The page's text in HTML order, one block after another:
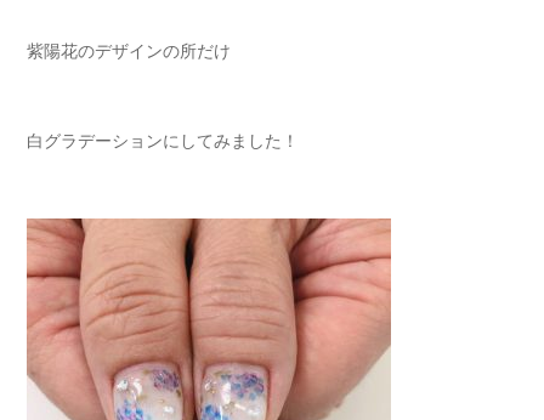
紫陽花のデザインの所だけ
白グラデーションにしてみました！